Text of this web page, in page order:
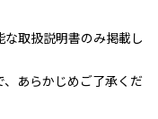
取扱説明書のみ掲載し
あらかじめご了承くだ